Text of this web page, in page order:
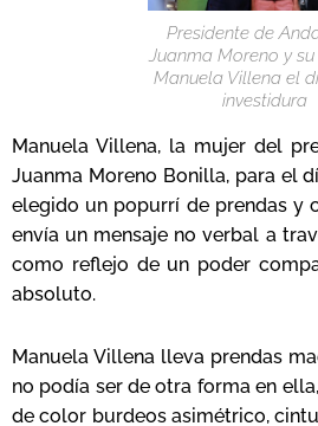
Presidente de
Juanma Moreno y su
Manuela Villena el
investidura
Manuela Villena, la mujer del
Juanma Moreno Bonilla, para el
elegido un popurrí de prendas y
envía un mensaje no verbal a
como reflejo de un poder
absoluto.
Manuela Villena lleva prendas
no podía ser de otra forma en
de color burdeos asimétrico,